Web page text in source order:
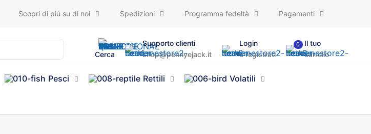
Scopri di più su di noi Spedizioni Programma fedeltà Pagamenti
Cerca
Supporto clienti
shop@pennyejack.it
Login
o registrati
0
Il tuo
carrello
Pesci Rettili Volatili